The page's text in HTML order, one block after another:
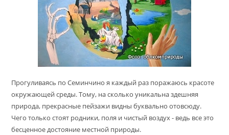
Прогуливаясь по Семинчино я каждый раз поражаюсь красоте
окружающей среды. Тому, на сколько уникальна здешняя
природа, прекрасные пейзажи видны буквально отовсюду.
Чего только стоят родники, поля и чистый воздух - ведь все это
бесценное достояние местной природы.